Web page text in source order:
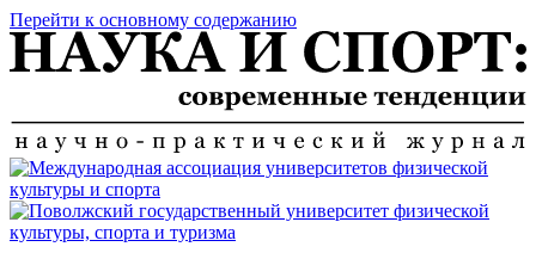
Перейти к основному содержанию